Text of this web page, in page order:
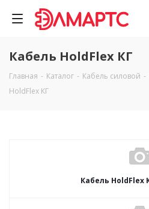
Кабель HoldFlex КГ
Главная - Каталог - Кабель силовой -
HoldFlex КГ
Кабель HoldFlex